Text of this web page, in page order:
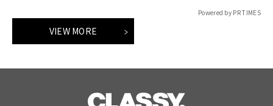
Powered by PR TIMES
VIEW MORE